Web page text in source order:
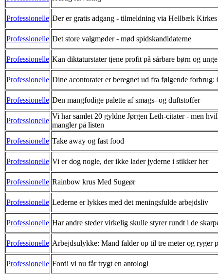
Professionelle Der er gratis adgang - tilmeldning via Hellbæk Kirkes
Professionelle Det store valgmøder - mød spidskandidaterne
Professionelle Kan diktaturstater tjene profit på sårbare børn og
Professionelle Dine acontorater er beregnet ud fra følgende forbrug:
Professionelle Den mangfodige palette af smags- og duftstoffer
Professionelle
Vi har samlet 20 gyldne Jørgen Leth-citater - men
mangler på listen
Professionelle Take away og fast food
Professionelle Vi er dog nogle, der ikke lader jyderne i stikker her
Professionelle Rainbow krus Med Sugeør
Professionelle Lederne er lykkes med det meningsfulde arbejdsliv
Professionelle Har andre steder virkelig skulle styrer rundt i de
Professionelle Arbejdsulykke: Mand falder op til tre meter og ryger
Professionelle Fordi vi nu får trygt en antologi